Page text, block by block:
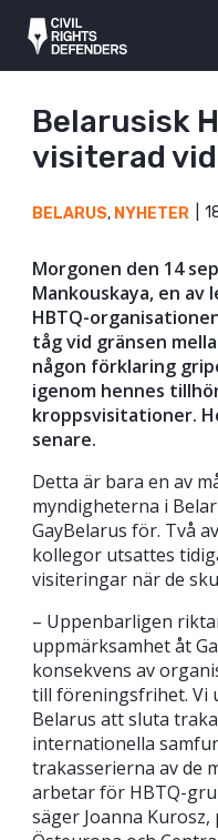
Belarusisk
visiterad
BELARUS, NYHETER
Morgonen den 14
Mankouskaya, en av
HBTQ-
tåg vid gränsen
någon förklaring
igenom hennes
kroppsvisitationer.
senare.
Detta är bara en av
myndigheterna i
GayBelarus för. Två
kollegor utsattes
visiteringar när de
– Uppenbarligen
uppmärksamhet åt
konsekvens av
till föreningsfrihet. Vi
Belarus att sluta
internationella
trakasserierna av de
arbetar för HBTQ-
säger Joanna